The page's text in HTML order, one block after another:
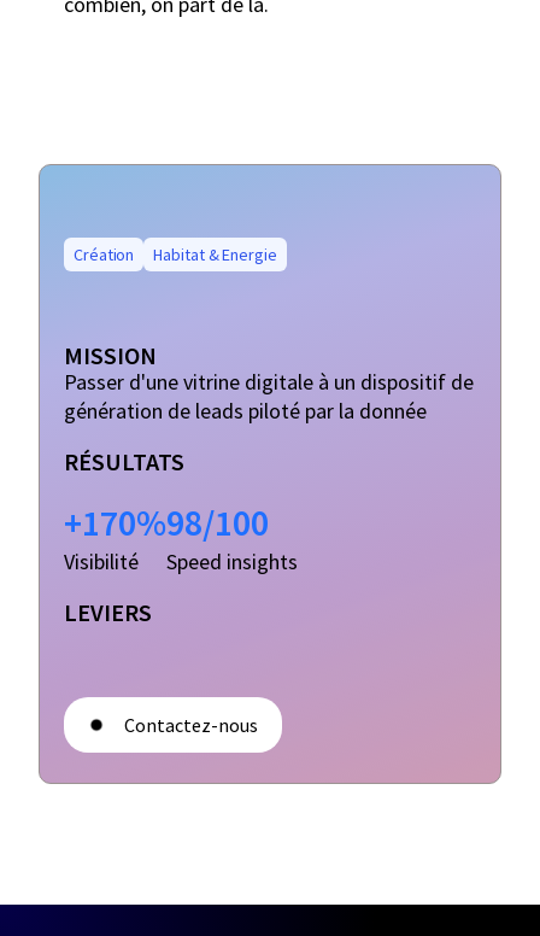
Création Habitat & Energie
MISSION
Passer d'une vitrine digitale à un dispositif de
génération de leads piloté par la donnée
RÉSULTATS
+170%
Visibilité
98/100
Speed insights
LEVIERS
Contactez-nous